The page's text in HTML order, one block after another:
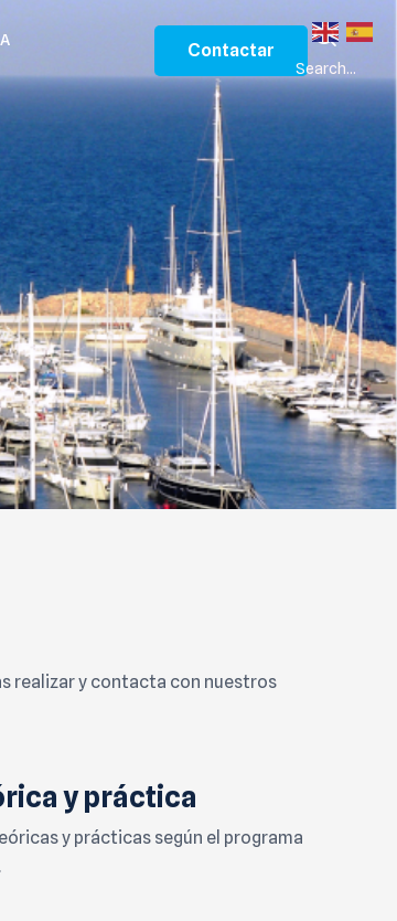
Contactar
Search...
realizar y contacta con nuestros
y práctica
y prácticas según el programa